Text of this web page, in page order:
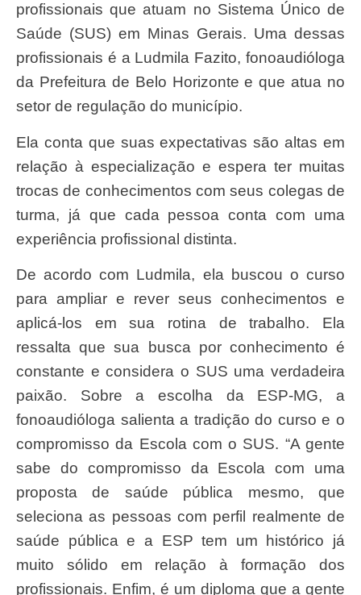
profissionais que atuam no Sistema Único de
Saúde (SUS) em Minas Gerais. Uma dessas
profissionais é a Ludmila Fazito, fonoaudióloga
da Prefeitura de Belo Horizonte e que atua no
setor de regulação do município.
Ela conta que suas expectativas são altas em
relação à especialização e espera ter muitas
trocas de conhecimentos com seus colegas de
turma, já que cada pessoa conta com uma
experiência profissional distinta.
De acordo com Ludmila, ela buscou o curso
para ampliar e rever seus conhecimentos e
aplicá-los em sua rotina de trabalho. Ela
ressalta que sua busca por conhecimento é
constante e considera o SUS uma verdadeira
paixão. Sobre a escolha da ESP-MG, a
fonoaudióloga salienta a tradição do curso e o
compromisso da Escola com o SUS. “A gente
sabe do compromisso da Escola com uma
proposta de saúde pública mesmo, que
seleciona as pessoas com perfil realmente de
saúde pública e a ESP tem um histórico já
muito sólido em relação à formação dos
profissionais. Enfim, é um diploma que a gente